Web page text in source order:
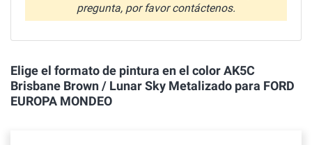
pregunta, por favor contáctenos.
Elige el formato de pintura en el color AK5C
Brisbane Brown / Lunar Sky Metalizado para FORD
EUROPA MONDEO